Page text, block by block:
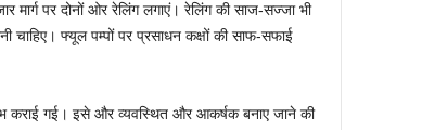
मार्ग पर दोनों ओर रेलिंग लगाएं। रेलिंग की साज-सज्जा भी
चाहिए। फ्यूल पम्पों पर प्रसाधन कक्षों की साफ-सफाई
कराई गई। इसे और व्यवस्थित और आकर्षक बनाए जाने की